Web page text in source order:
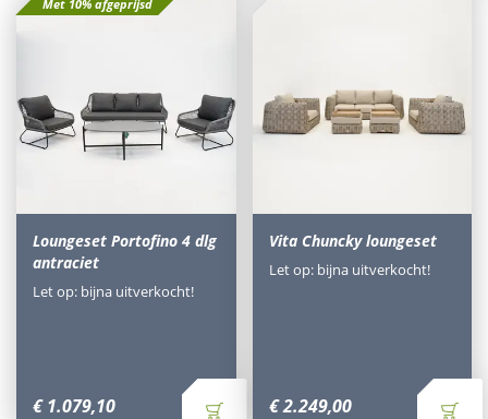
Met 10% afgeprijsd
Loungeset Portofino 4 dlg
antraciet
€ 1.079,10
Let op: bijna uitverkocht!
Vita Chuncky loungeset
€2.249,00
Let op: bijna uitverkocht!